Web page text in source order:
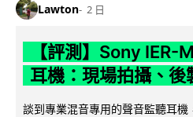
Lawton 2 日
【評測】Sony
耳機：現場拍攝、後
談到專業混音專用的聲音監聽耳